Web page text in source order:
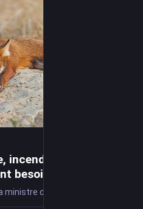
incendies... Les
besoin d'une trêve,